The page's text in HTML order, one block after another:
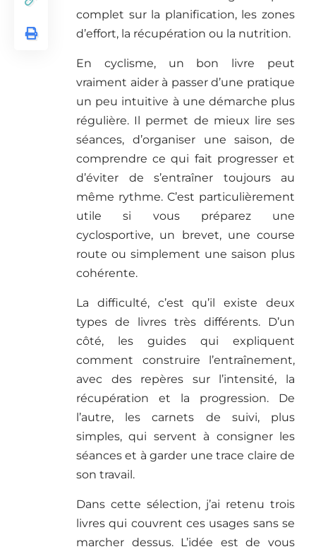
complet sur la planification, les zones
d’effort, la récupération ou la nutrition.
En cyclisme, un bon livre peut
vraiment aider à passer d’une pratique
un peu intuitive à une démarche plus
régulière. Il permet de mieux lire ses
séances, d’organiser une saison, de
comprendre ce qui fait progresser et
d’éviter de s’entraîner toujours au
même rythme. C’est particulièrement
utile si vous préparez une
cyclosportive, un brevet, une course
route ou simplement une saison plus
cohérente.
La difficulté, c’est qu’il existe deux
types de livres très différents. D’un
côté, les guides qui expliquent
comment construire l’entraînement,
avec des repères sur l’intensité, la
récupération et la progression. De
l’autre, les carnets de suivi, plus
simples, qui servent à consigner les
séances et à garder une trace claire de
son travail.
Dans cette sélection, j’ai retenu trois
livres qui couvrent ces usages sans se
marcher dessus. L’idée est de vous